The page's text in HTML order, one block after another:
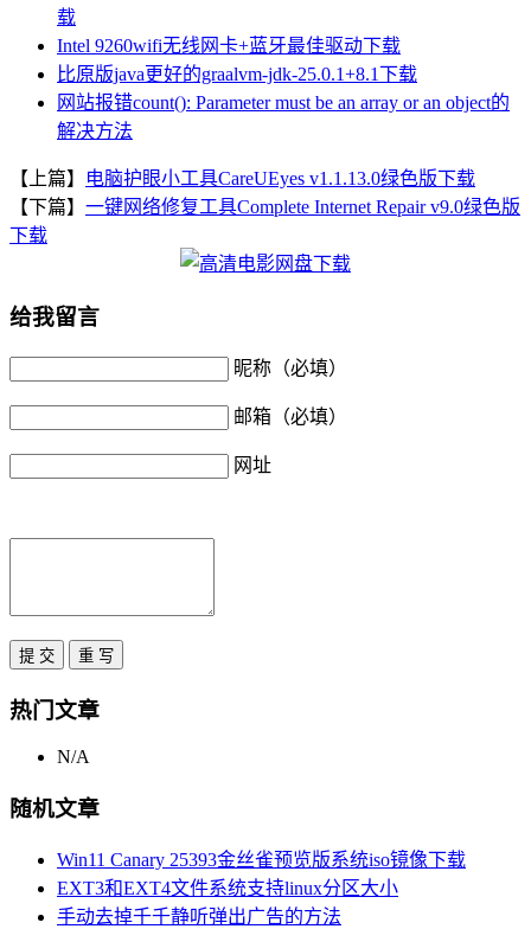
载
Intel 9260wifi无线网卡+蓝牙最佳驱动下载
比原版java更好的graalvm-jdk-25.0.1+8.1下载
网站报错count(): Parameter must be an array or an object的
解决方法
【上篇】
电脑护眼小工具CareUEyes v1.1.13.0绿色版下载
【下篇】 一键网络修复工具Complete Internet Repair v9.0绿色版
下载
给我留言
昵称（必填）
邮箱（必填）
网址
热门文章
N/A
随机文章
Win11 Canary 25393金丝雀预览版系统iso镜像下载
EXT3和EXT4文件系统支持linux分区大小
手动去掉千千静听弹出广告的方法